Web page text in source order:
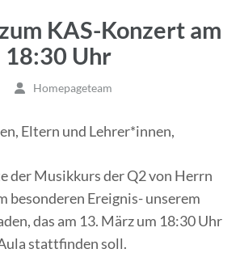
KAS-Konzert am
18:30 Uhr
Homepageteam
Eltern und Lehrer*innen,
der Musikkurs der Q2 von Herrn
besonderen Ereignis- unserem
das am 13. März um 18:30 Uhr
stattfinden soll.